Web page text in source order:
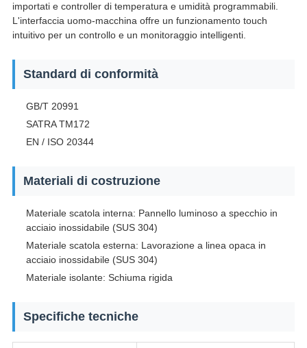
importati e controller di temperatura e umidità programmabili.
L'interfaccia uomo-macchina offre un funzionamento touch
intuitivo per un controllo e un monitoraggio intelligenti.
Standard di conformità
GB/T 20991
SATRA TM172
EN / ISO 20344
Materiali di costruzione
Materiale scatola interna: Pannello luminoso a specchio in
acciaio inossidabile (SUS 304)
Materiale scatola esterna: Lavorazione a linea opaca in
acciaio inossidabile (SUS 304)
Materiale isolante: Schiuma rigida
Specifiche tecniche